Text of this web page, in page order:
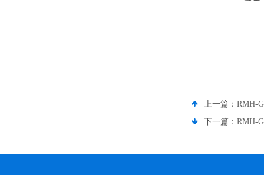
上一篇： RMH-
下一篇： RMH-